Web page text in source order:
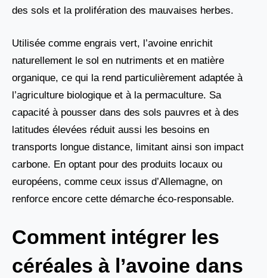
des sols et la prolifération des mauvaises herbes.
Utilisée comme engrais vert, l’avoine enrichit
naturellement le sol en nutriments et en matière
organique, ce qui la rend particulièrement adaptée à
l’agriculture biologique et à la permaculture. Sa
capacité à pousser dans des sols pauvres et à des
latitudes élevées réduit aussi les besoins en
transports longue distance, limitant ainsi son impact
carbone. En optant pour des produits locaux ou
européens, comme ceux issus d’Allemagne, on
renforce encore cette démarche éco-responsable.
Comment intégrer les
céréales à l’avoine dans